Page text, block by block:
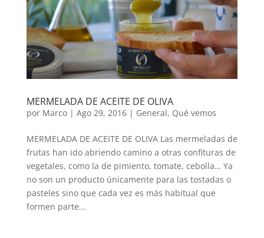
MERMELADA DE ACEITE DE OLIVA
por Marco| Ago 29, 2016| General, Qué vemos
MERMELADA DE ACEITE DE OLIVA Las mermeladas de
frutas han ido abriendo camino a otras confituras de
vegetales, como la de pimiento, tomate, cebolla… Ya
no son un producto únicamente para las tostadas o
pasteles sino que cada vez es más habitual que
formen parte...